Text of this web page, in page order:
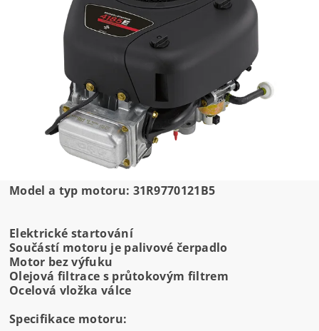
Model a typ motoru: 31R9770121B5
Elektrické startování
Součástí motoru je palivové čerpadlo
Motor bez výfuku
Olejová filtrace s průtokovým filtrem
Ocelová vložka válce
Specifikace motoru: